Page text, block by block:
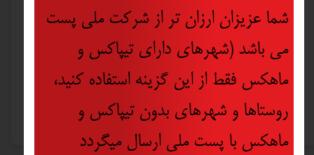
۷۶۵,۰۰۰ تومان
شما عزیزان ارزان تر از شرکت ملی پست
می باشد (شهرهای دارای تیپاکس و
ماهکس فقط از این گزینه استفاده کنید،
روستاها و شهرهای بدون تیپاکس و
ماهکس با پست ملی ارسال میگردد